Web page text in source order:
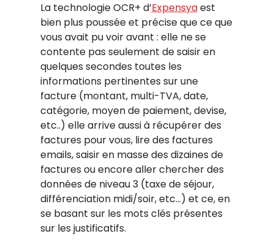
La technologie OCR+ d’Expensyaest
bien plus poussée et précise que ce que
vous avait pu voir avant : elle ne se
contente pas seulement de saisir en
quelques secondes toutes les
informations pertinentes sur une
facture (montant, multi-TVA, date,
catégorie, moyen de paiement, devise,
etc..) elle arrive aussi à récupérer des
factures pour vous, lire des factures
emails, saisir en masse des dizaines de
factures ou encore aller chercher des
données de niveau 3 (taxe de séjour,
différenciation midi/soir, etc…) et ce, en
se basant sur les mots clés présentes
sur les justificatifs.